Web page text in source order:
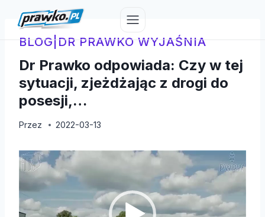
treściBLOG| DR PRAWKO WYJAŚNIA
Dr Prawko odpowiada: Czy w tej
sytuacji, zjeżdżając z drogi do
posesji,…
Przez 2022-03-13
O
d
t
w